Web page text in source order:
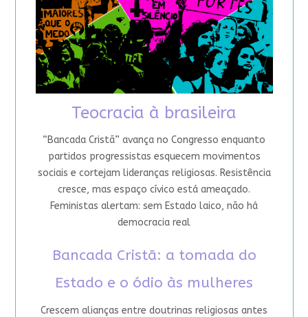
Teocracia à brasileira
“Bancada Cristã” avança no Congresso enquanto
partidos progressistas esquecem movimentos
sociais e cortejam lideranças religiosas. Resistência
cresce, mas espaço cívico está ameaçado.
Feministas alertam: sem Estado laico, não há
democracia real
Bancada Cristã: a tomada do
Estado e o ódio às mulheres
Crescem alianças entre doutrinas religiosas antes